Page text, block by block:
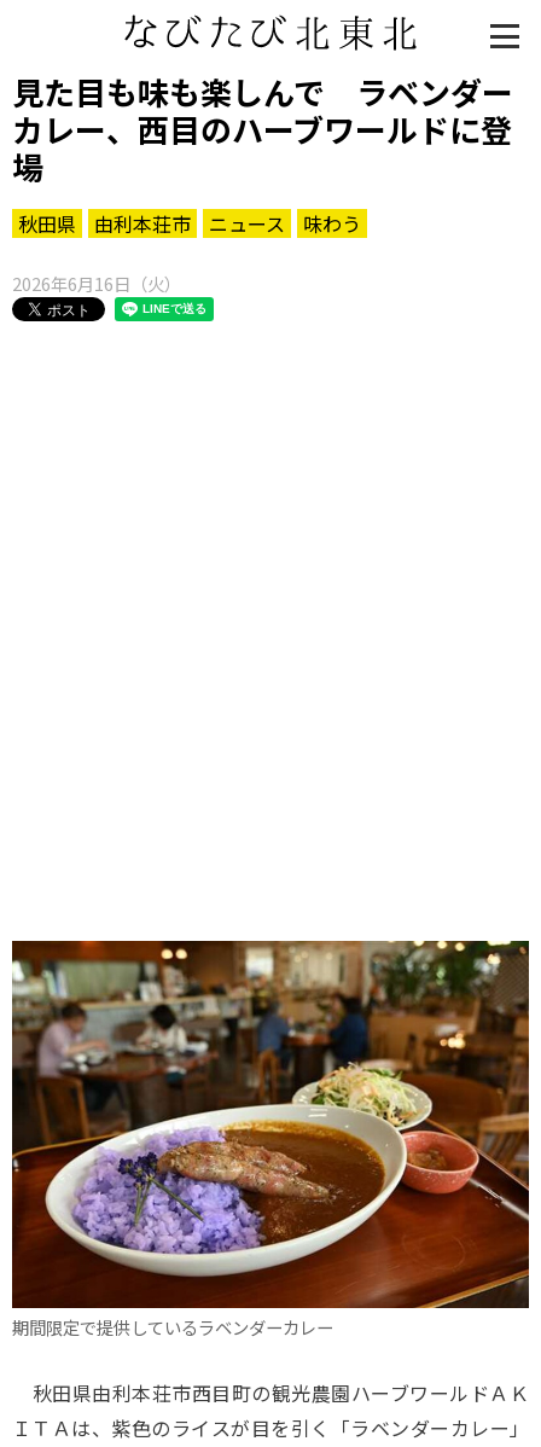
見た目も味も楽しんで ラベンダー
カレー、西目のハーブワールドに登
場
秋田県 由利本荘市 ニュース 味わう
2026年6月16日（火）
期間限定で提供しているラベンダーカレー
秋田県由利本荘市西目町の観光農園ハーブワールドＡＫ
ＩＴＡは、紫色のライスが目を引く「ラベンダーカレー」